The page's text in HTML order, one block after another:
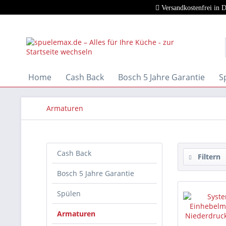
Versandkostenfrei in
Home Cash Back Bosch 5 Jahre Garantie
Armaturen
Cash Back
Bosch 5 Jahre Garantie
Spülen
Armaturen
Filtern